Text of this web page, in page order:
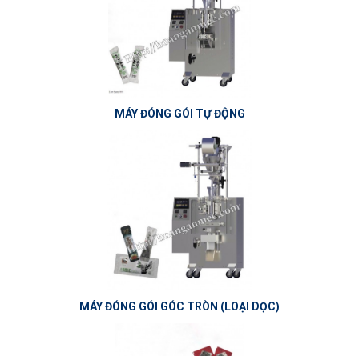
MÁY ĐÓNG GÓI TỰ ĐỘNG
MÁY ĐÓNG GÓI GÓC TRÒN (LOẠI DỌC)